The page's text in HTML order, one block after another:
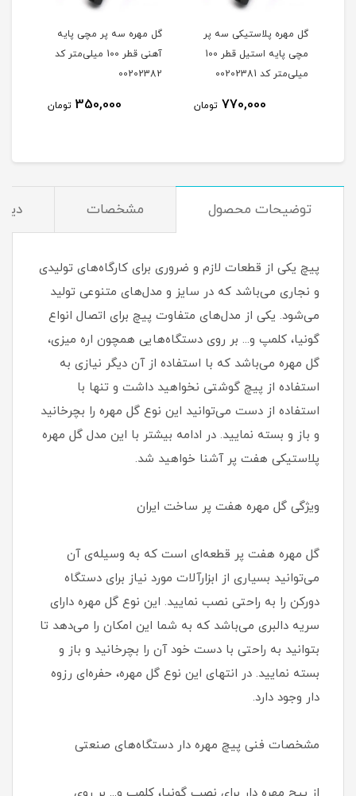
گل مهره پلاستیکی سه پر
مچی پایه استیل قطر 100
میلی‌متر کد 00202381
770,000 تومان
گل مهره سه پر مچی پایه
آهنی قطر 100 میلی‌متر کد
00202382
350,000 تومان
توضیحات محصول مشخصات
پیچ یکی از قطعات لازم و ضروری برای کارگاه‌های تولیدی
و نجاری می‌باشد که در سایز و مدل‌های متنوعی تولید
می‌شود. یکی از مدل‌های متفاوت پیچ برای اتصال انواع
گونیا، کلمپ و... بر روی دستگاه‌هایی همچون اره میزی،
گل مهره می‌باشد که با استفاده از آن دیگر نیازی به
استفاده از پیچ گوشتی نخواهید داشت و تنها با
استفاده از دست می‌توانید این نوع گل مهره را بچرخانید
و باز و بسته نمایید. در ادامه بیشتر با این مدل گل مهره
پلاستیکی هفت پر آشنا خواهید شد.
ویژگی گل مهره هفت پر ساخت ایران
گل مهره هفت پر قطعه‌ای است که به وسیله‌ی آن
می‌توانید بسیاری از ابزارآلات مورد نیاز برای دستگاه
دورکن را به راحتی نصب نمایید. این نوع گل مهره دارای
سریه دالبری می‌باشد که به شما این امکان را می‌دهد تا
بتوانید به راحتی با دست خود آن را بچرخانید و باز و
بسته نمایید. در انتهای این نوع گل مهره، حفره‌ای رزوه
دار وجود دارد.
مشخصات فنی پیچ مهره دار دستگاه‌های صنعتی